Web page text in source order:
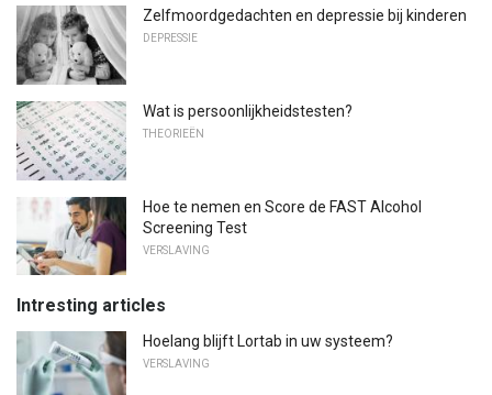
Zelfmoordgedachten en depressie bij kinderen
DEPRESSIE
Wat is persoonlijkheidstesten?
THEORIEËN
Hoe te nemen en Score de FAST Alcohol
Screening Test
VERSLAVING
Intresting articles
Hoelang blijft Lortab in uw systeem?
VERSLAVING